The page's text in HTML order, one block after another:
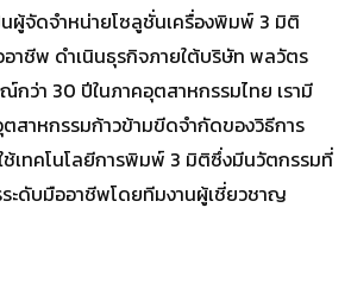
ผู้จัดจำหน่ายโซลูชั่นเครื่องพิมพ์ 3 มิติ
าชีพ ดำเนินธุรกิจภายใต้บริษัท พลวัตร
กว่า 30 ปีในภาคอุตสาหกรรมไทย เรามี
สาหกรรมก้าวข้ามขีดจำกัดของวิธีการ
เทคโนโลยีการพิมพ์ 3 มิติซึ่งมีนวัตกรรมที่
ะดับมืออาชีพโดยทีมงานผู้เชี่ยวชาญ